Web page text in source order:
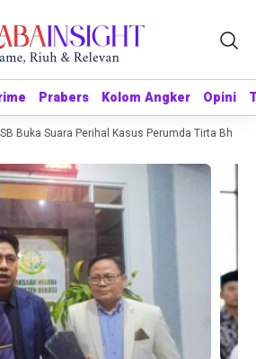
Prabers Kolom Angker Opini
Prabers Kolom Angker Opini
Suara Perihal Kasus Perumda Tirta